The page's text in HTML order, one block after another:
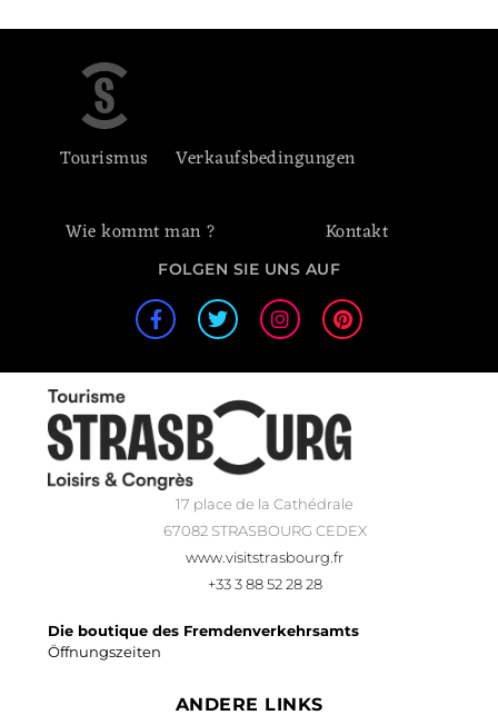
Tourismus Verkaufsbedingungen
Wie kommt man ? Kontakt
FOLGEN SIE UNS AUF
17 place de la Cathédrale
67082 STRASBOURG CEDEX
www.visitstrasbourg.fr
+33 3 88 52 28 28
Die boutique des Fremdenverkehrsamts
Öffnungszeiten
ANDERE LINKS